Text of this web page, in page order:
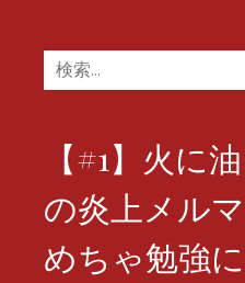
検
索:
【#1】火に
の炎上メル
めちゃ勉強